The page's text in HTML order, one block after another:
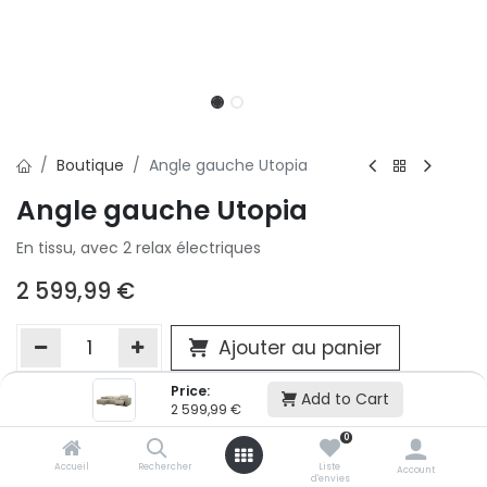
Price:
2 599,99 € Add to Cart
Accueil Rechercher
0
Liste
d'envies
Account
Boutique Angle gauche Utopia
Angle gauche Utopia
En tissu, avec 2 relax électriques
2 599,99 €
Ajouter au panier
Ajouter à la liste d'envie
Si vous ne pouvez pas ajouter cet article dans votre panier
victime de son succès et momentanément indisponible.